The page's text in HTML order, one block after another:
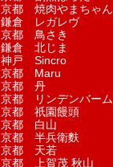
京都 焼肉やまちゃん
鎌倉 レガレヴ
京都 鳥さき
鎌倉 北じま
神戸 Sincro
京都 Maru
京都 丹
京都 リンデンバーム
京都 祇園饅頭
京都 白山
京都 半兵衛麩
京都 天若
京都 上賀茂 秋山